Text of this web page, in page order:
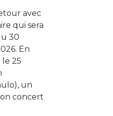
avec
qui sera
30
En
25
un
concert